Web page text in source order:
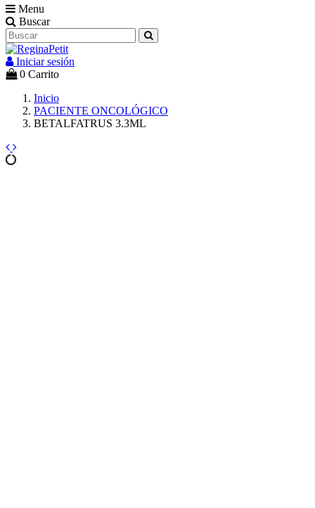
Menu
Buscar
Iniciar sesión
0 Carrito
Inicio
PACIENTE ONCOLÓGICO
BETALFATRUS 3.3ML